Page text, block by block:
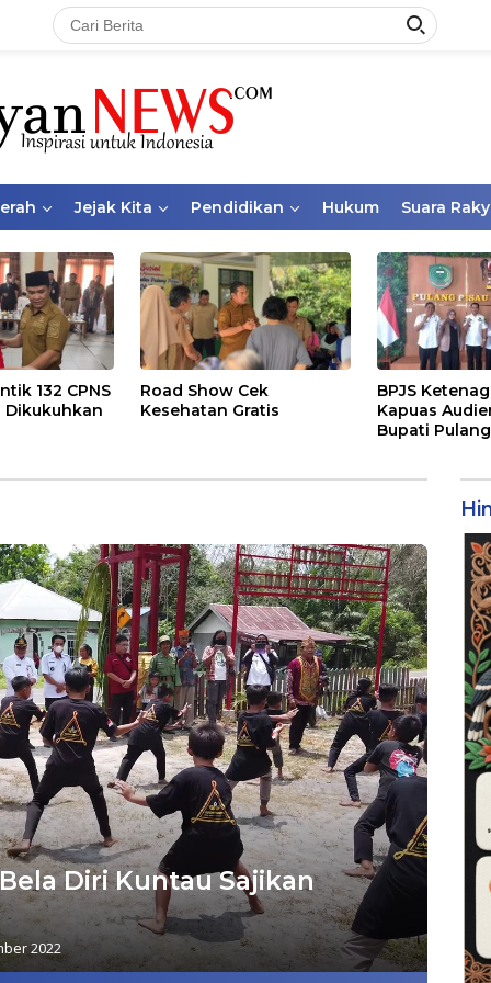
Jejak Kita Pendidikan Hukum Suara
132 CPNS
Dikukuhkan
Road Show Cek
Kesehatan Gratis
BPJS
Kapuas
Bupati
Diri Kuntau Sajikan
2022